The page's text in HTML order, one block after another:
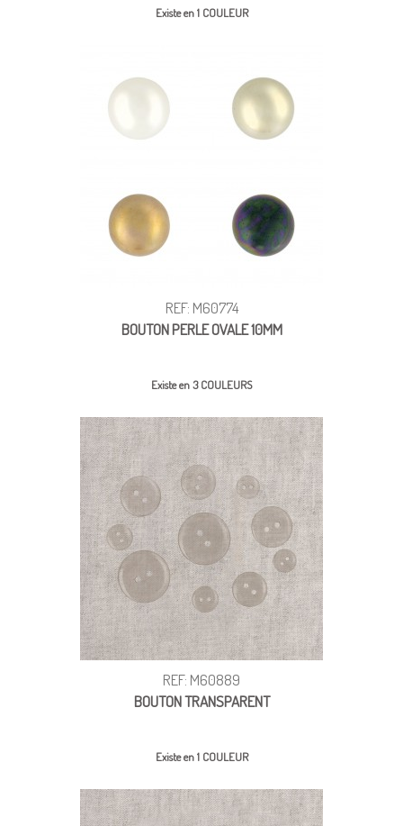
Existe en 1 COULEUR
REF: M60774
BOUTON PERLE OVALE 10MM
Existe en 3 COULEURS
REF: M60889
BOUTON TRANSPARENT
Existe en 1 COULEUR